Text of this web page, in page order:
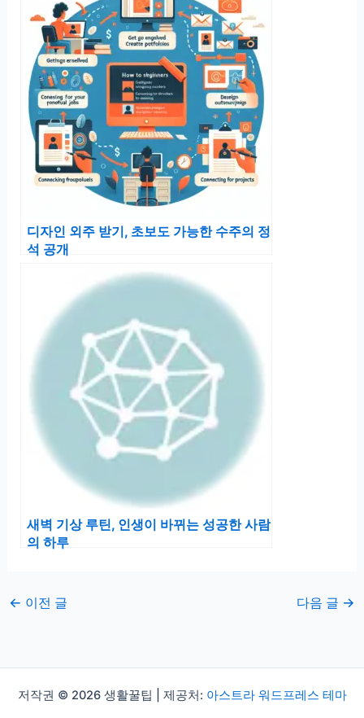
디자인 외주 받기, 초보도 가능한 수주의 정
석 공개
새벽 기상 루틴, 인생이 바뀌는 성공한 사람
의 하루
← 이전 글 다음 글 →
저작권 © 2026 생활꿀팁 | 제공처: 아스트라 워드프레스 테마